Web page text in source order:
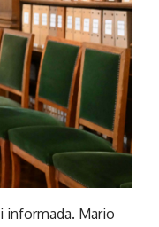
informada. Mario